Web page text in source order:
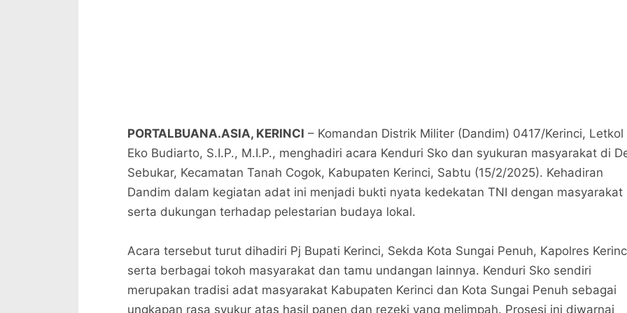
PORTALBUANA.ASIA, KERINCI – Komandan Distrik Militer (Dandim) 0417/Kerinci, Letkol
Eko Budiarto, S.I.P., M.I.P., menghadiri acara Kenduri Sko dan syukuran masyarakat di
Sebukar, Kecamatan Tanah Cogok, Kabupaten Kerinci, Sabtu (15/2/2025). Kehadiran
Dandim dalam kegiatan adat ini menjadi bukti nyata kedekatan TNI dengan masyarakat
serta dukungan terhadap pelestarian budaya lokal.
Acara tersebut turut dihadiri Pj Bupati Kerinci, Sekda Kota Sungai Penuh, Kapolres
serta berbagai tokoh masyarakat dan tamu undangan lainnya. Kenduri Sko sendiri
merupakan tradisi adat masyarakat Kabupaten Kerinci dan Kota Sungai Penuh sebagai
ungkapan rasa syukur atas hasil panen dan rezeki yang melimpah. Prosesi ini diwarnai